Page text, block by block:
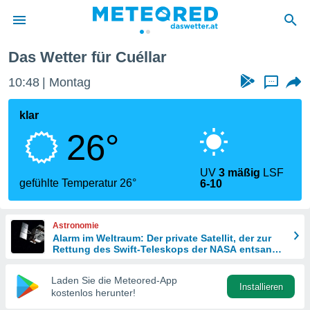
wurde
dass
sind.
diese
Das Wetter für Cuéllar
10:48 Montag ...
klar
26°
gefühlte Temperatur 26°
UV3 mäßig LSF
6-10
Astronomie
Alarm im Weltraum: Der private Satellit, der zur
Rettung des Swift-Teleskops der NASA entsandt
Laden Sie die Meteored-App
kostenlos herunter!
Installieren